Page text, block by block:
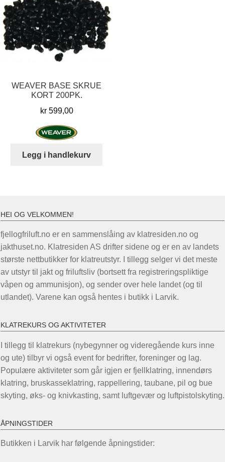
varianter.
Alternativene
kan
velges
WEAVER BASE SKRUE
KORT 200PK.
kr599,00
Legg i handlekurv
HEI OG VELKOMMEN!
fjellogfriluft.no er en sammenslåing av klatresiden.no og
jakthuset.no. Klatresiden AS drifter sidene og er en av landets
største nettbutikker for klatreutstyr. I tillegg selger vi det meste
av utstyr til jakt og friluftsliv (bortsett fra registreringspliktige
våpen og ammunisjon), og sender over hele landet (og til
utlandet). Varene kan også hentes i butikk i Larvik.
KLATREKURS OG AKTIVITETER
I tillegg til klatrekurs (nybegynner og videregående kurs inne
og ute) tilbyr vi også event for bedrifter, foreninger og lag.
Populære aktiviteter som går igjen er fjellklatring, innendørs
klatring, bruskasseklatring, rappellering, taubane, pil og bue
skyting, øks- og knivkasting, samt luftgevær og luftpistolskyting.
ÅPNINGSTIDER
Butikken i Larvik har følgende åpningstider: